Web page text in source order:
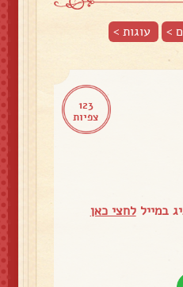
> עוגות>
123
צפיות
במייללחצי כאן